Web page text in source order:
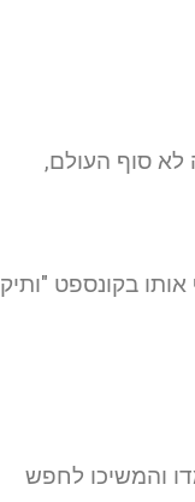
לא סוף העולם,
בקונספט "ותיק
והמשיכו לחפש